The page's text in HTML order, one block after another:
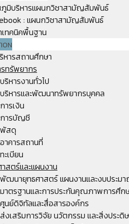
มิบริหารแผนกวิชาสามัญสัมพันธ์
: แผนกวิชาสามัญสัมพันธ์
ทคนิคพื้นฐาน
ารสถานศึกษา
ทรัพยากร
ริหารงานทั่วไป
ริหารและพัฒนาทรัพยากรบุคคล
ารเงิน
ารบัญชี
สดุ
าคารสถานที่
ะเบียน
สตร์และแผนงาน
ฒนายุทธศาสตร์ แผนงานและงบประม
าตรฐานและการประกันคุณภาพการศึก
นย์ดิจิทัลและสื่อสารองค์กร
งเสริมการวิจัย นวัตกรรม และสิ่งประดิ